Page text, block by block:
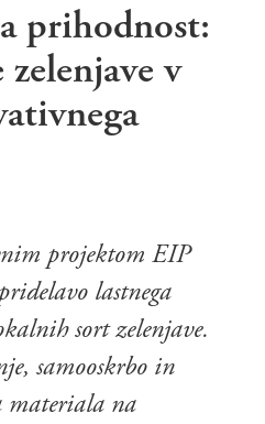
prihodnost:
v
projektom EIP
lastnega
sort zelenjave.
samooskrbo in
materiala na